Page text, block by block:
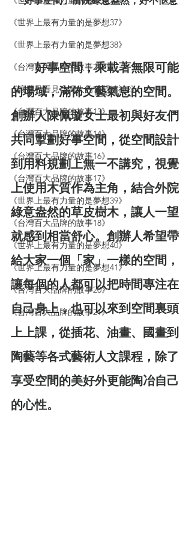
《世界上最有力量的是夢想37》
《世界上最有力量的是夢想38》
《台灣百大品牌的故事2》
《讓世界看見台灣人的奮鬥精神2》
《台灣百大品牌的故事13》
《台灣百大品牌的故事14》
《台灣百大品牌的故事16》
《台灣百大品牌的故事17》
《世界上最有力量的是夢想39》
《台灣百大品牌的故事18》
《世界上最有力量的是夢想40》
《世界上最有力量的是夢想41》
《台灣百大品牌的故事20》
《台灣百大品牌的故事21》
好事空間，乘載著無限可能
的場域，滿佈文藝氣息的空間。
創辦人陳佩璇女士最初與好友們
共同掣劃好事空間，從空間設計
到用料規劃上無一不講究，視覺
上使用木質作為主角，結合外院
綠意盎然的草皮樹木，讓人一望
就感到相當舒心。創辦人希望帶
給大家一個「家」一樣的空間，
讓每個的人都可以把時間專注在
自己身上，也可以來到空間裏頭
上上課，從插花、油畫、國畫到
陶藝等各式藝術人文課程，除了
享受空間的美好外更能陶冶自己
的心性。